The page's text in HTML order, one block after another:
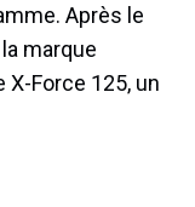
Après le
marque
X-Force 125, un